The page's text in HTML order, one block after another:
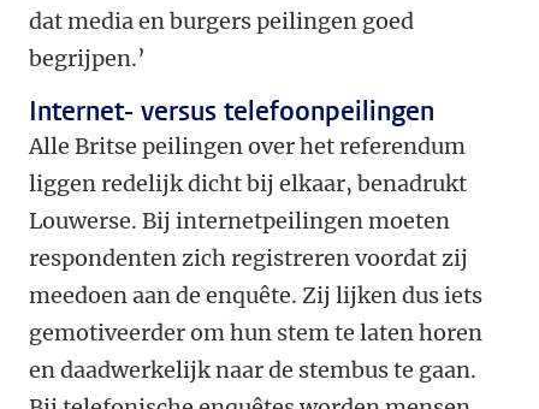
dat media en burgers peilingen goed
begrijpen.’
Internet- versus telefoonpeilingen
Alle Britse peilingen over het referendum
liggen redelijk dicht bij elkaar, benadrukt
Louwerse. Bij internetpeilingen moeten
respondenten zich registreren voordat zij
meedoen aan de enquête. Zij lijken dus iets
gemotiveerder om hun stem te laten horen
en daadwerkelijk naar de stembus te gaan.